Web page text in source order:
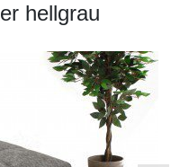
hellgrau